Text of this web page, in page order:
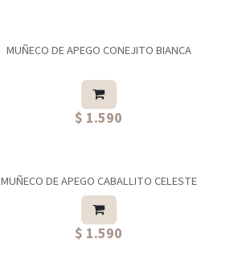
⭐ Más elegida
MUÑECO DE APEGO CONEJITO BIANCA
$ 1.590
MUÑECO DE APEGO CABALLITO CELESTE
$ 1.590